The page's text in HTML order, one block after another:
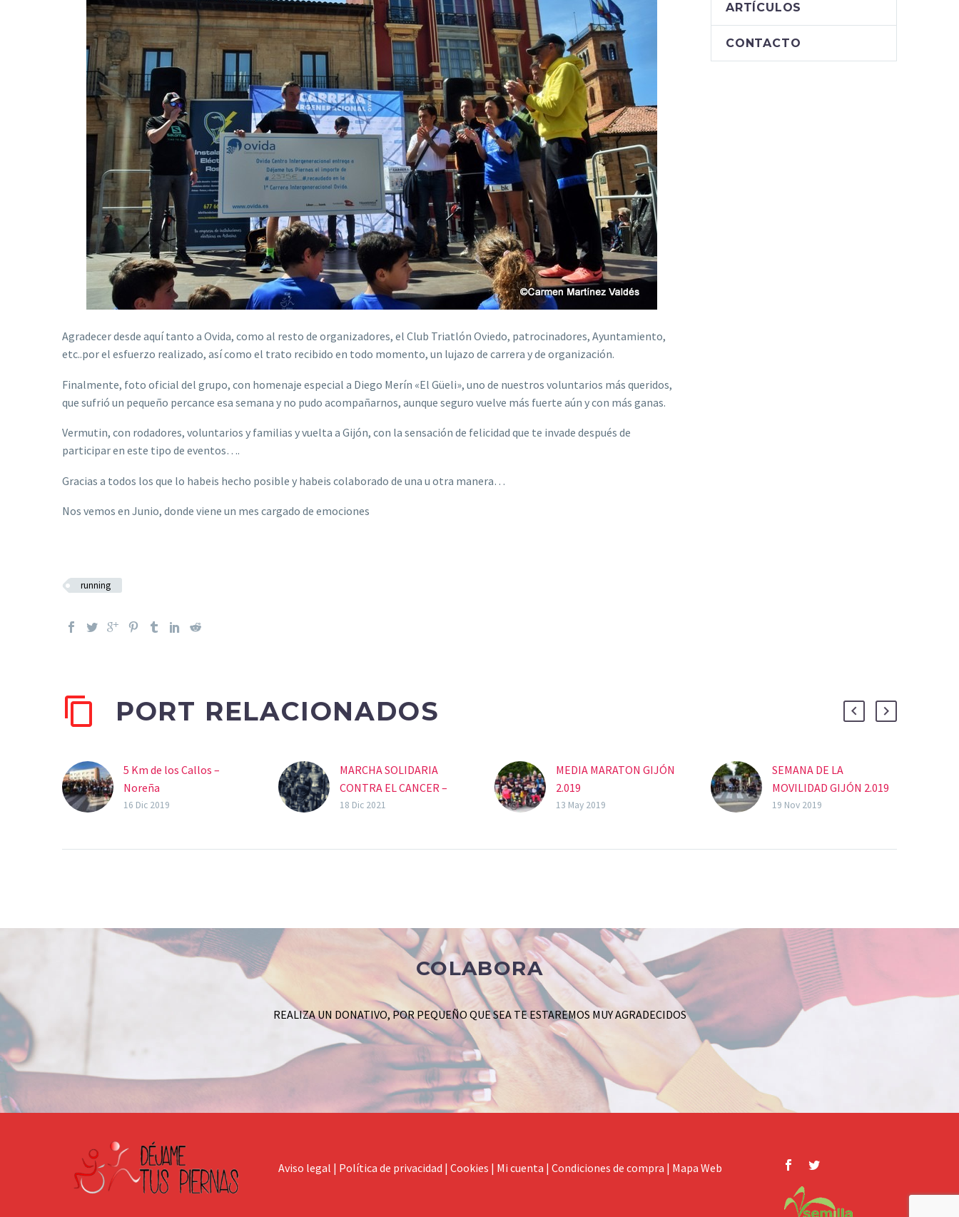
Agradecer desde aquí tanto a Ovida, como al resto de organizadores, el Club Triatlón Oviedo, patrocinadores, Ayuntamiento,
etc..por el esfuerzo realizado, así como el trato recibido en todo momento, un lujazo de carrera y de organización.
Finalmente, foto oficial del grupo, con homenaje especial a Diego Merín «El Güeli», uno de nuestros voluntarios más queridos,
que sufrió un pequeño percance esa semana y no pudo acompañarnos, aunque seguro vuelve más fuerte aún y con más ganas.
Vermutin, con rodadores, voluntarios y familias y vuelta a Gijón, con la sensación de felicidad que te invade después de
participar en este tipo de eventos….
Gracias a todos los que lo habeis hecho posible y habeis colaborado de una u otra manera…
Nos vemos en Junio, donde viene un mes cargado de emociones
ARTÍCULOS
CONTACTO
running
PORT RELACIONADOS
5 Km de los Callos –
Noreña
16 Dic 2019
MARCHA SOLIDARIA
CONTRA EL CANCER –
MOREDA DE ALLER
18 Dic 2021
MEDIA MARATON GIJÓN
2.019
13 May 2019
SEMANA DE LA
MOVILIDAD GIJÓN 2.019
19 Nov 2019
COLABORA
REALIZA UN DONATIVO, POR PEQUEÑO QUE SEA TE ESTAREMOS MUY AGRADECIDOS
Aviso legal | Política de privacidad | Cookies | Mi cuenta | Condiciones de compra | Mapa Web